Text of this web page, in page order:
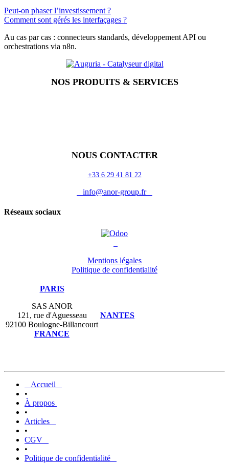
Peut‑on phaser l’investissement ?
Comment sont gérés les interfaçages ?
Au cas par cas : connecteurs standards, développement API ou
orchestrations via n8n.
NOS PRODUITS & SERVICES
NOUS CONTACTER
+33 6 29 41 81 22
info@anor-group.fr
Réseaux sociaux
Mentions légales
Politique de confidentialité
PARIS
SAS ANOR
121, rue d'Aguesseau
92100 Boulogne-Billancourt
FRANCE
NANTES
Accueil
•
À propos
•
Articles
•
CGV
•
Politique de confidentialité